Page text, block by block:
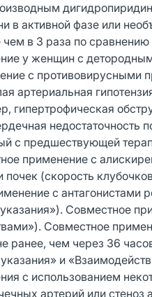
в активной фазе или
в 3 раза по
у женщин с
с противовирусными
артериальная
гипертрофическая
недостаточность
с предшествующей
применение с
(скорость
с антагонистами
Совместное
Совместное
ранее, чем через 36
и
с использованием
артерий или стеноз